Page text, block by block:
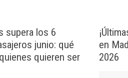
supera los 6
junio: qué
quieren ser
en
2026